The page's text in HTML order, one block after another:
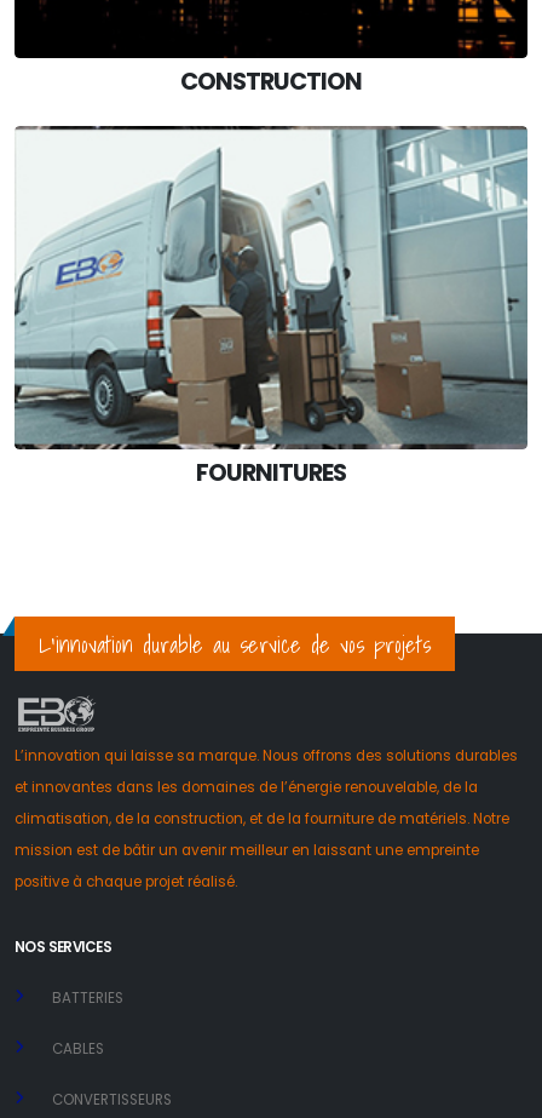
CONSTRUCTION
FOURNITURES
L’innovation durable au service de vos projets
L’innovation qui laisse sa marque. Nous offrons des solutions durables
et innovantes dans les domaines de l’énergie renouvelable, de la
climatisation, de la construction, et de la fourniture de matériels. Notre
mission est de bâtir un avenir meilleur en laissant une empreinte
positive à chaque projet réalisé.
NOS SERVICES
BATTERIES
CABLES
CONVERTISSEURS